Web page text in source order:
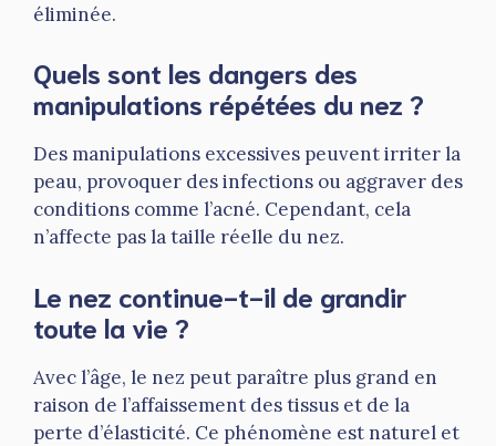
éliminée.
Quels sont les dangers des
manipulations répétées du nez ?
Des manipulations excessives peuvent irriter la
peau, provoquer des infections ou aggraver des
conditions comme l’acné. Cependant, cela
n’affecte pas la taille réelle du nez.
Le nez continue-t-il de grandir
toute la vie ?
Avec l’âge, le nez peut paraître plus grand en
raison de l’affaissement des tissus et de la
perte d’élasticité. Ce phénomène est naturel et